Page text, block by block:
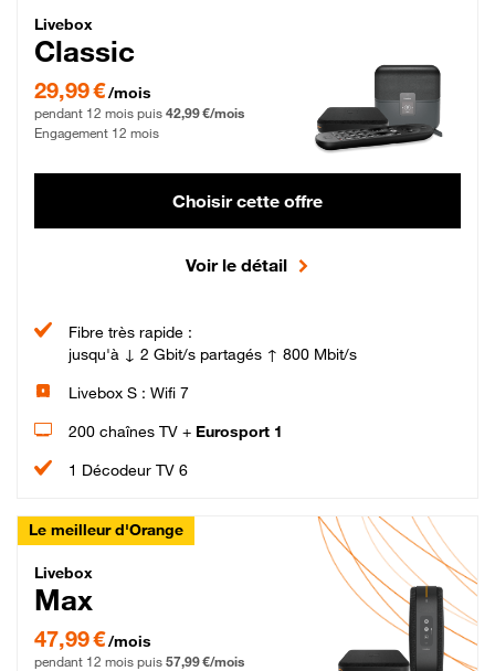
Livebox Classic Fibre
Livebox
Classic
29,99 € par mois pendant 12 mois puis 42,99 € par mois, Engagement 12 mois
29,99 €/mois
pendant 12 mois puis 42,99 €/mois
Engagement 12 mois
Choisir cette offre
Voir le détail
Fibre très rapide :
jusqu'à ↓ 2 Gbit/s partagés ↑ 800 Mbit/s
Livebox S : Wifi 7
200 chaînes TV + Eurosport 1
1 Décodeur TV 6
Le meilleur d'Orange
Livebox Max Fibre
Livebox
Max
47,99 € par mois pendant 12 mois puis 57,99 € par mois, Engagement 12 mois
47,99 €/mois
pendant 12 mois puis 57,99 €/mois